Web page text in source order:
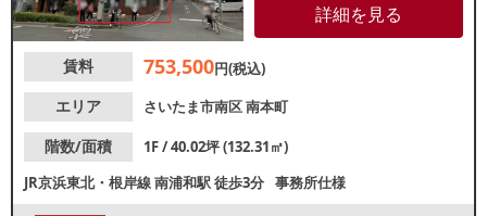
は塾が多く入り、周囲も銀行や
コンビニなど、街並みもきれい
務所やカフェ等の軽飲食、物
めです。前テナントは不動産
さい。
詳細を見る
賃料 753,500円(税込)
エリア
さいたま市南区南本町
階数/面積
1F / 40.02坪 (132.31㎡)
JR京浜東北・根岸線南浦和駅徒歩3分 事務所仕様